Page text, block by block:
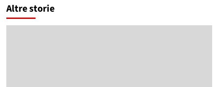
Altre storie